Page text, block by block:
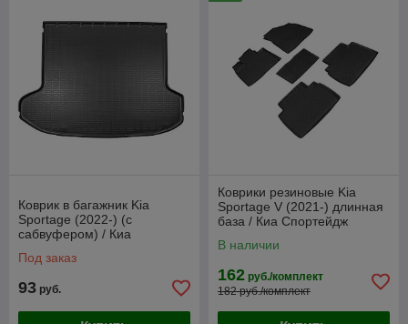
Коврик в багажник Kia
Sportage (2022-) (с
сабвуфером) / Киа
Под заказ
93 руб.
Коврики резиновые Kia
Sportage V (2021-) длинная
база / Киа Спортейдж
В наличии
162 руб./комплект
182 руб./комплект